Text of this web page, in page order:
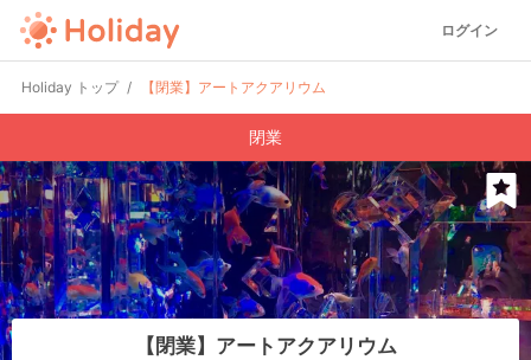
ログイン
Holiday トップ 【閉業】アートアクアリウム
閉業
【閉業】アートアクアリウム